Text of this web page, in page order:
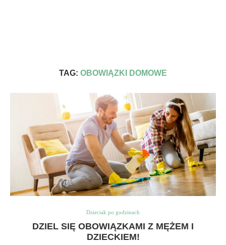
TAG: OBOWIĄZKI DOMOWE
Dzieciak po godzinach
DZIEL SIĘ OBOWIĄZKAMI Z MĘŻEM I
DZIECKIEM!